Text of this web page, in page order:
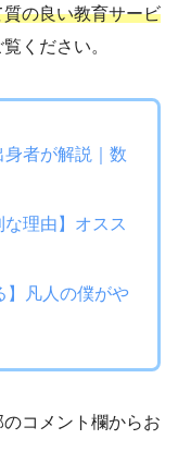
質の良い教育サービ
ください。
身者が解説｜数
な理由】オスス
】凡人の僕がや
コメント欄からお